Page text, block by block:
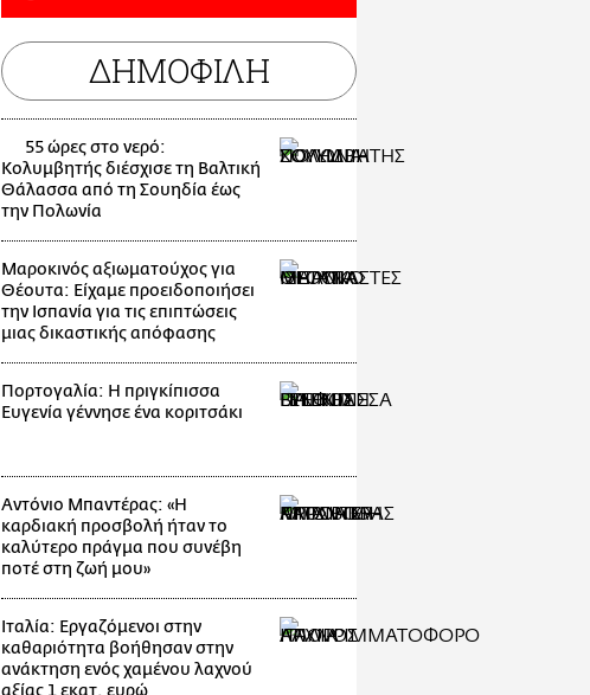
ΔΗΜΟΦΙΛΗ
55 ώρες στο νερό:
Κολυμβητής διέσχισε τη Βαλτική
Θάλασσα από τη Σουηδία έως
την Πολωνία
Μαροκινός αξιωματούχος για
Θέουτα: Είχαμε προειδοποιήσει
την Ισπανία για τις επιπτώσεις
μιας δικαστικής απόφασης
Πορτογαλία: Η πριγκίπισσα
Ευγενία γέννησε ένα κοριτσάκι
Αντόνιο Μπαντέρας: «Η
καρδιακή προσβολή ήταν το
καλύτερο πράγμα που συνέβη
ποτέ στη ζωή μου»
Ιταλία: Εργαζόμενοι στην
καθαριότητα βοήθησαν στην
ανάκτηση ενός χαμένου λαχνού